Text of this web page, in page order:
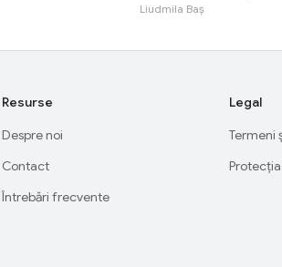
Liudmila Baș
Resurse
Despre noi
Contact
Întrebări frecvente
Legal
Termeni